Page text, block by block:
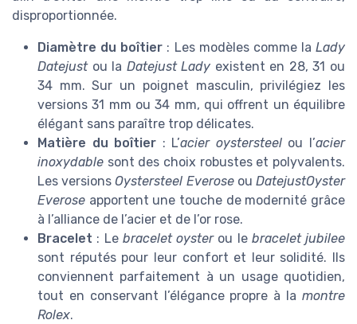
disproportionnée.
Diamètre du boîtier : Les modèles comme la Lady
Datejustou la Datejust Lady existent en 28, 31 ou
34 mm. Sur un poignet masculin, privilégiez les
versions 31 mm ou 34 mm, qui offrent un équilibre
élégant sans paraître trop délicates.
Matière du boîtier : L’acier oystersteelou l’acier
inoxydable sont des choix robustes et polyvalents.
Les versionsOystersteel EveroseouDatejustOyster
Everose apportent une touche de modernité grâce
à l’alliance de l’acier et de l’or rose.
Bracelet : Le bracelet oysterou le bracelet jubilee
sont réputés pour leur confort et leur solidité. Ils
conviennent parfaitement à un usage quotidien,
tout en conservant l’élégance propre à la montre
Rolex.